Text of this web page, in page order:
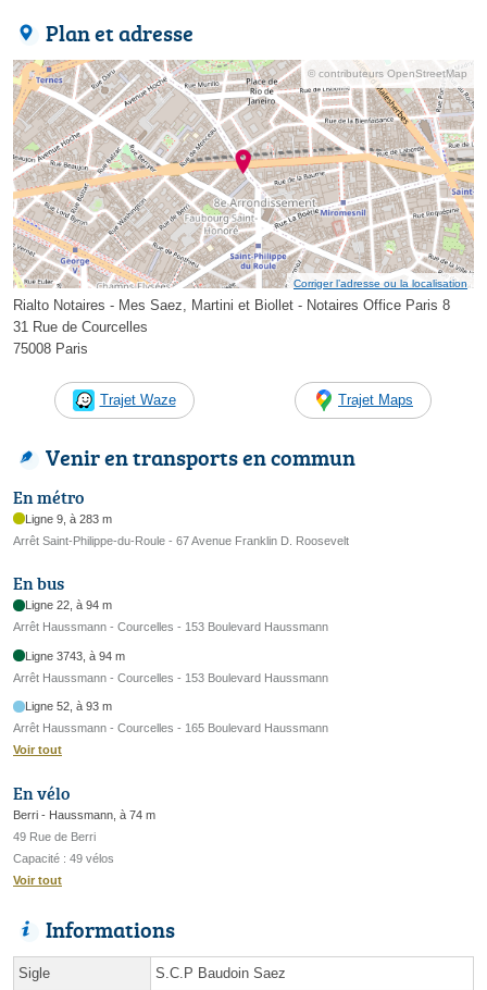
Plan et adresse
© contributeurs OpenStreetMap
Corriger l’adresse ou la localisation
Rialto Notaires - Mes Saez, Martini et Biollet - Notaires Office Paris 8
31 Rue de Courcelles
75008 Paris
Trajet Waze Trajet Maps
Venir en transports en commun
En métro
Ligne 9, à 283 m
Arrêt Saint-Philippe-du-Roule - 67 Avenue Franklin D. Roosevelt
En bus
Ligne 22, à 94 m
Arrêt Haussmann - Courcelles - 153 Boulevard Haussmann
Ligne 3743, à 94 m
Arrêt Haussmann - Courcelles - 153 Boulevard Haussmann
Ligne 52, à 93 m
Arrêt Haussmann - Courcelles - 165 Boulevard Haussmann
Voir tout
En vélo
Berri - Haussmann, à 74 m
49 Rue de Berri
Capacité : 49 vélos
Voir tout
Informations
Sigle S.C.P Baudoin Saez